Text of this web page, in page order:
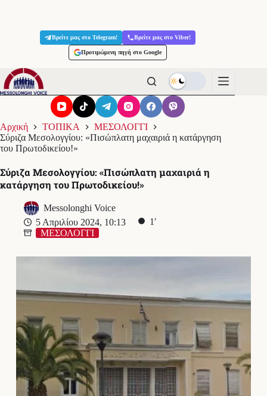
Βρείτε μας στο Telegram! Βρείτε μας στο Viber!
Προτιμώμενη πηγή στο Google
Αρχική ΤΟΠΙΚΑ
ΜΕΣΟΛΟΓΓΙ
Σύριζα Μεσολογγίου: «Πισώπλατη μαχαιριά η κατάργηση
του Πρωτοδικείου!»
Σύριζα Μεσολογγίου: «Πισώπλατη μαχαιριά η
κατάργηση του Πρωτοδικείου!»
Messolonghi Voice
5 Απριλίου 2024, 10:13
1′
ΜΕΣΟΛΟΓΓΙ